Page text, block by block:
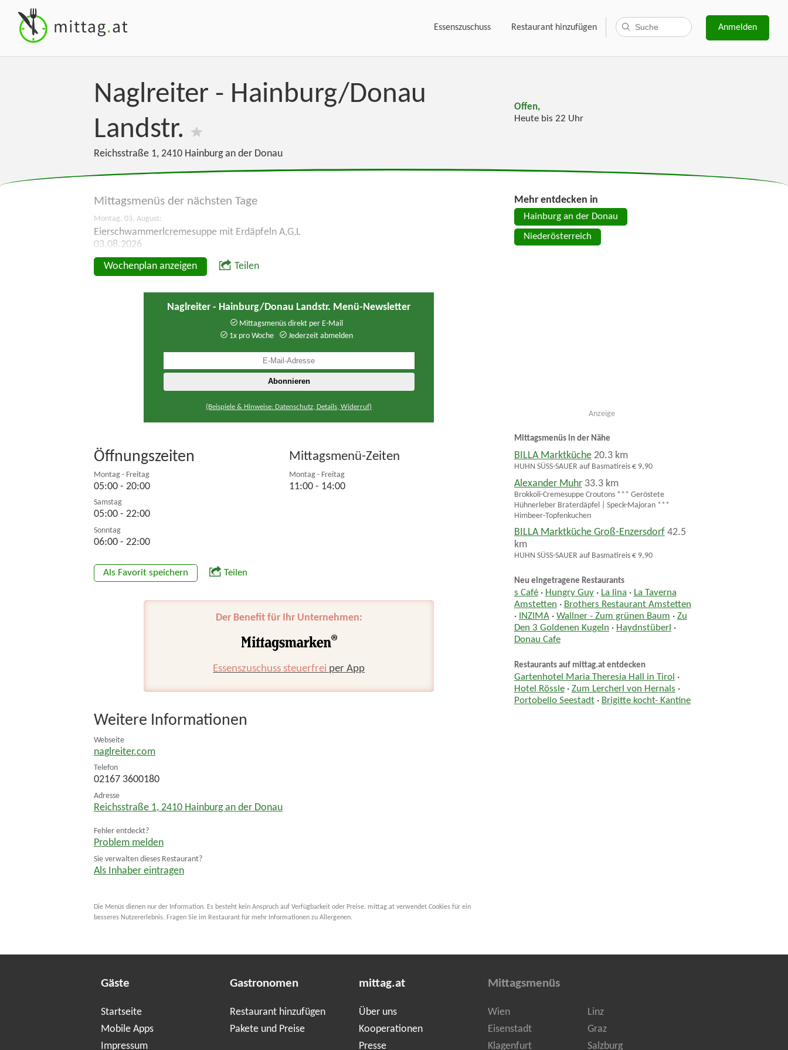
Essenszuschuss Restaurant hinzufügen Anmelden
Naglreiter - Hainburg/Donau
Landstr.
Reichsstraße 1, 2410 Hainburg an der Donau
Offen,
Heute bis 22 Uhr
Mittagsmenüs der nächsten Tage
Montag, 03. August:
Eierschwammerlcremesuppe mit Erdäpfeln A,G,L
03.08.2026
Wochenplan anzeigen Teilen
Naglreiter - Hainburg/Donau Landstr. Menü-Newsletter
Mittagsmenüs direkt per E-Mail
1x pro Woche
Jederzeit abmelden
(Beispiele & Hinweise: Datenschutz, Details, Widerruf)
Öffnungszeiten
Montag - Freitag
05:00 - 20:00
Samstag
05:00 - 22:00
Sonntag
06:00 - 22:00
Mittagsmenü-Zeiten
Montag - Freitag
11:00 - 14:00
Als Favorit speichern Teilen
Der Benefit für Ihr Unternehmen:
Essenszuschuss steuerfrei per App
Weitere Informationen
Webseite
naglreiter.com
Telefon
02167 3600180
Adresse
Reichsstraße 1, 2410 Hainburg an der Donau
Fehler entdeckt?
Problem melden
Sie verwalten dieses Restaurant?
Als Inhaber eintragen
Die Menüs dienen nur der Information. Es besteht kein Anspruch auf Verfügbarkeit oder Preise. mittag.at verwendet Cookies für ein
besseres Nutzererlebnis. Fragen Sie im Restaurant für mehr Informationen zu Allergenen.
Mehr entdecken in
Hainburg an der Donau
Niederösterreich
Anzeige
Mittagsmenüs in der Nähe
BILLA Marktküche 20.3 km
HUHN SÜSS-SAUER auf Basmatireis € 9,90
Alexander Muhr 33.3 km
Brokkoli-Cremesuppe Croutons *** Geröstete
Hühnerleber Braterdäpfel | Speck-Majoran ***
Himbeer-Topfenkuchen
BILLA Marktküche Groß-Enzersdorf 42.5
km
HUHN SÜSS-SAUER auf Basmatireis € 9,90
Neu eingetragene Restaurants
s Café· Hungry Guy· La lina · La Taverna
Amstetten · Brothers Restaurant Amstetten
· INZIMA· Wallner - Zum grünen Baum · Zu
Den 3 Goldenen Kugeln · Haydnstüberl ·
Donau Cafe
Restaurants auf mittag.at entdecken
Gartenhotel Maria Theresia Hall in Tirol ·
Hotel Rössle· Zum Lercherl von Hernals ·
Portobello Seestadt· Brigitte kocht- Kantine
Gäste
Startseite
Mobile Apps
Impressum
Gastronomen
Restaurant hinzufügen
Pakete und Preise
mittag.at
Über uns
Kooperationen
Presse
Mittagsmenüs
Wien
Linz
Eisenstadt
Graz
Klagenfurt
Salzburg